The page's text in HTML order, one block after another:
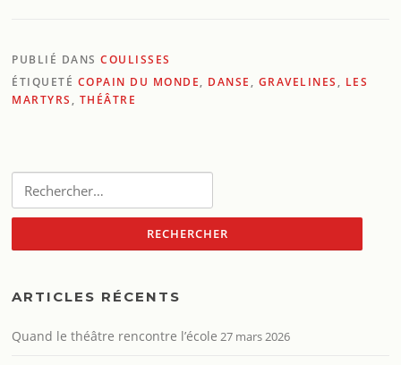
PUBLIÉ DANSCOULISSES
ÉTIQUETÉ COPAIN DU MONDE, DANSE , GRAVELINES , LES
MARTYRS , THÉÂTRE
ARTICLES RÉCENTS
Quand le théâtre rencontre l’école 27 mars 2026